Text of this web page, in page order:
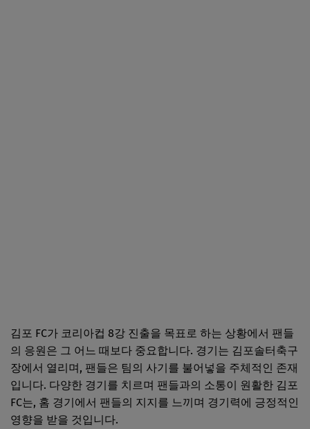
김포 FC가 코리아컵 8강 진출을 목표로 하는 상황에서 팬들
의 응원은 그 어느 때보다 중요합니다. 경기는 김포솔터축구
장에서 열리며, 팬들은 팀의 사기를 불어넣을 주체적인 존재
입니다. 다양한 경기를 치르며 팬들과의 소통이 원활한 김포
FC는, 홈 경기에서 팬들의 지지를 느끼며 경기력에 긍정적인
영향을 받을 것입니다.